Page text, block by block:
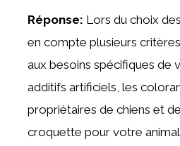
Réponse: Lors du choix
en compte plusieurs
aux besoins spécifiques de
additifs artificiels, les
propriétaires de chiens et
croquette pour votre